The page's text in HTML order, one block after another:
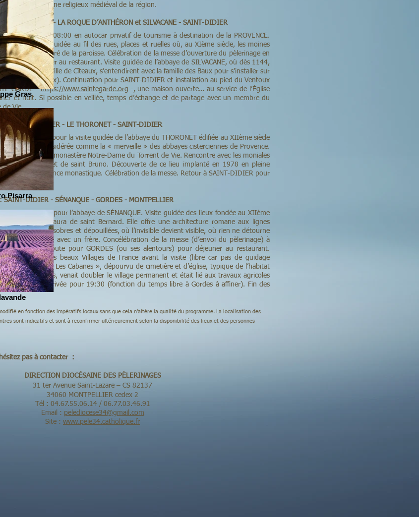
patrimoine religieux médiéval de la région.
- LA ROQUE D’ANTHÉRON et SILVACANE - SAINT-DIDIER
à préciser) à 08:00 en autocar privatif de tourisme à destination de la PROVENCE.
et visite guidée au fil des rues, places et ruelles où, au XIème siècle, les moines
avec le curé de la paroisse. Célébration de la messe d’ouverture du pèlerinage en
Déjeuner au restaurant. Visite guidée de l’abbaye de SILVACANE, où dès 1144,
de Morimond, fille de Cîteaux, s’entendirent avec la famille des Baux pour s’installer sur
(forêt de roseaux). Continuation pour SAINT-DIDIER et installation au pied du Ventoux
GARDE -https://www.saintegarde.org -, une maison ouverte… au service de l’Église
et nuit. Si possible en veillée, temps d’échange et de partage avec un membre du
de Vie.
: SAINT-DIDIER - LE THORONET - SAINT-DIDIER
Départ pour la visite guidée de l’abbaye du THORONET édifiée au XIIème siècle
Cîteaux, et considérée comme la « merveille » des abbayes cisterciennes de Provence.
de rejoindre le monastère Notre-Dame du Torrent de Vie. Rencontre avec les moniales
de la Vierge et de saint Bruno. Découverte de ce lieu implanté en 1978 en pleine
une présence monastique. Célébration de la messe. Retour à SAINT-DIDIER pour
DIDIER - SÉNANQUE - GORDES - MONTPELLIER
Départ pour l’abbaye de SÉNANQUE. Visite guidée des lieux fondée au XIIème
porté par l’aura de saint Bernard. Elle offre une architecture romane aux lignes
humaines, sobres et dépouillées, où l’invisible devient visible, où rien ne détourne
rencontre avec un frère. Concélébration de la messe (d’envoi du pèlerinage) à
cistercienne. Route pour GORDES (ou ses alentours) pour déjeuner au restaurant.
l’un des plus beaux Villages de France avant la visite (libre car pas de guidage
hameau dit « Les Cabanes », dépourvu de cimetière et d’église, typique de l’habitat
méditerranéens, venait doubler le village permanent et était lié aux travaux agricoles
avec arrivée pour 19:30 (fonction du temps libre à Gordes à affiner). Fin des
en fonction des impératifs locaux sans que cela n’altère la qualité du programme. La localisation des
sont indicatifs et sont à reconfirmer ultérieurement selon la disponibilité des lieux et des personnes
pas à contacter :
DIRECTION DIOCÉSAINE DES PÈLERINAGES
31 ter Avenue Saint-Lazare – CS 82137
34060 MONTPELLIER cedex 2
Tél : 04.67.55.06.14 / 06.77.03.46.91
Email : pelediocese34@gmail.com
Site : www.pele34.catholique.fr
Gras
Pisarra